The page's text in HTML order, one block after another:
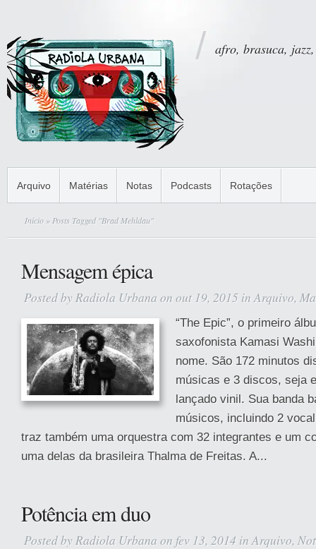
afro, brasuca,
Arquivo Matérias Notas Podcasts Rotações
Início » Posts Tagged "Brad Mehldau"
Mensagem épica
Posted by Radiola Urbana on out 19, 2015 inArquivo,
“The Epic”, o primeiro
saxofonista Kamasi
nome. São 172 minutos
músicas e 3 discos, seja
lançado vinil. Sua banda
músicos, incluindo 2
traz também uma orquestra com 32 integrantes e um
uma delas da brasileira Thalma de Freitas. A...
Potência em duo
Posted by Radiola Urbana on fev 13, 2014 inArquivo,